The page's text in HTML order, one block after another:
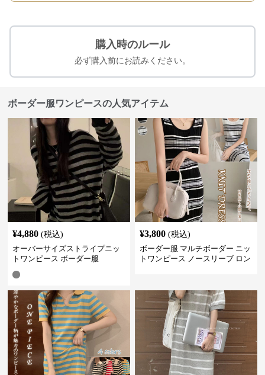
購入時のルール
必ず購入前にお読みください。
ボーダー服ワンピースの人気アイテム
¥4,880 (税込)
オーバーサイズストライプニッ
トワンピース ボーダー服
¥3,800 (税込)
ボーダー服 マルチボーダー ニッ
トワンピース ノースリーブ ロン